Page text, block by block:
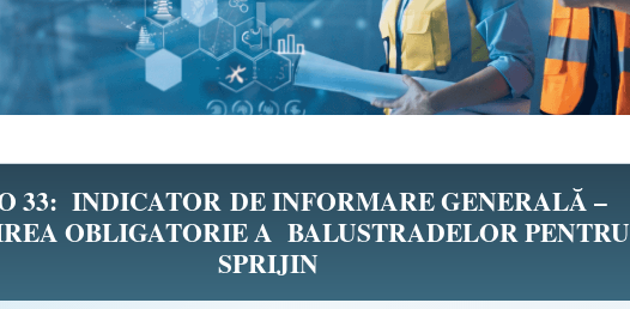
33: INDICATOR DE INFORMARE GENERALĂ –
OBLIGATORIE A BALUSTRADELOR PENTRU
SPRIJIN